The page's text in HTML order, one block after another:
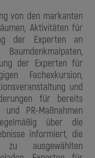
von den markanten
Aktivitäten für
der Experten an
der Experten für
Fachexkursion,
und
für bereits
PR-Maßnahmen
über die
informiert, die
zu ausgewählten